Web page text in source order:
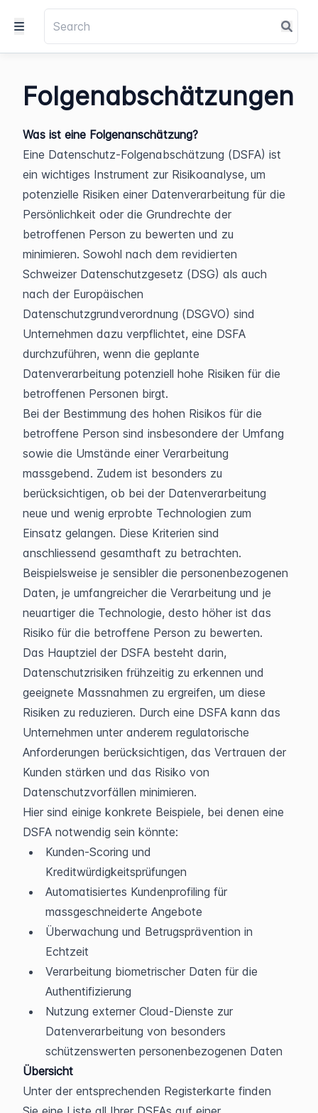
Folgenabschätzungen
Was ist eine Folgenanschätzung?
Eine Datenschutz-Folgenabschätzung (DSFA) ist
ein wichtiges Instrument zur Risikoanalyse, um
potenzielle Risiken einer Datenverarbeitung für die
Persönlichkeit oder die Grundrechte der
betroffenen Person zu bewerten und zu
minimieren. Sowohl nach dem revidierten
Schweizer Datenschutzgesetz (DSG) als auch
nach der Europäischen
Datenschutzgrundverordnung (DSGVO) sind
Unternehmen dazu verpflichtet, eine DSFA
durchzuführen, wenn die geplante
Datenverarbeitung potenziell hohe Risiken für die
betroffenen Personen birgt.
Bei der Bestimmung des hohen Risikos für die
betroffene Person sind insbesondere der Umfang
sowie die Umstände einer Verarbeitung
massgebend. Zudem ist besonders zu
berücksichtigen, ob bei der Datenverarbeitung
neue und wenig erprobte Technologien zum
Einsatz gelangen. Diese Kriterien sind
anschliessend gesamthaft zu betrachten.
Beispielsweise je sensibler die personenbezogenen
Daten, je umfangreicher die Verarbeitung und je
neuartiger die Technologie, desto höher ist das
Risiko für die betroffene Person zu bewerten.
Das Hauptziel der DSFA besteht darin,
Datenschutzrisiken frühzeitig zu erkennen und
geeignete Massnahmen zu ergreifen, um diese
Risiken zu reduzieren. Durch eine DSFA kann das
Unternehmen unter anderem regulatorische
Anforderungen berücksichtigen, das Vertrauen der
Kunden stärken und das Risiko von
Datenschutzvorfällen minimieren.
Hier sind einige konkrete Beispiele, bei denen eine
DSFA notwendig sein könnte:
Kunden-Scoring und
Kreditwürdigkeitsprüfungen
Automatisiertes Kundenprofiling für
massgeschneiderte Angebote
Überwachung und Betrugsprävention in
Echtzeit
Verarbeitung biometrischer Daten für die
Authentifizierung
Nutzung externer Cloud-Dienste zur
Datenverarbeitung von besonders
schützenswerten personenbezogenen Daten
Übersicht
Unter der entsprechenden Registerkarte finden